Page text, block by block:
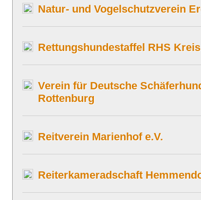
Natur- und Vogelschutzverein
Rettungshundestaffel RHS
Verein für Deutsche
Rottenburg
Reitverein Marienhof e.V.
Reiterkameradschaft